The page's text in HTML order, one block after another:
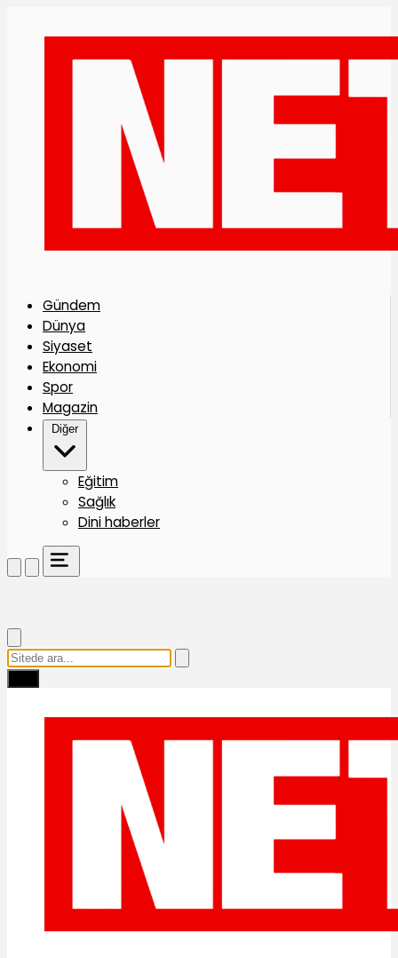
Gündem
Dünya
Siyaset
Ekonomi
Spor
Magazin
Diğer
Eğitim
Sağlık
Dini haberler